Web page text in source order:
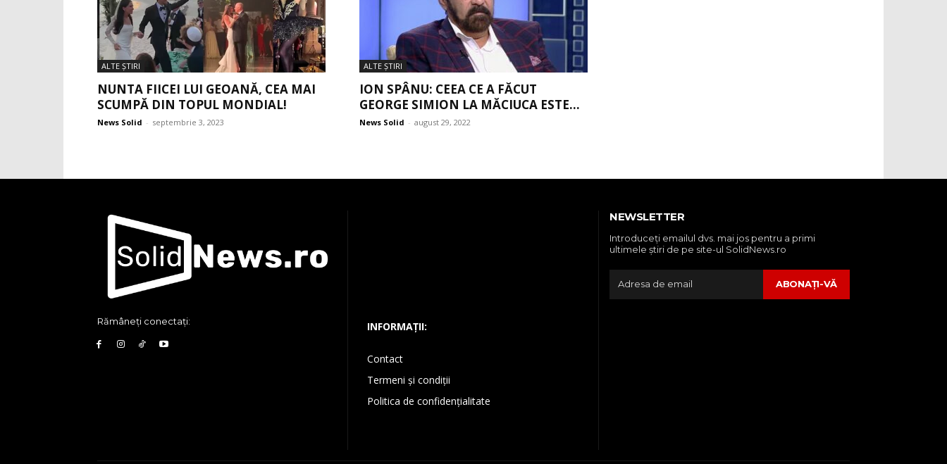
ALTE ŞTIRI
NUNTA FIICEI LUI GEOANĂ, CEA MAI
SCUMPĂ DIN TOPUL MONDIAL!
News Solid - septembrie 3, 2023
ALTE ŞTIRI
ION SPÂNU: CEEA CE A FĂCUT
GEORGE SIMION LA MĂCIUCA ESTE...
News Solid - august 29, 2022
Rămâneți conectați: INFORMAȚII:
Contact
Termeni și condiții
Politica de confidențialitate
NEWSLETTER
Introduceţi emailul dvs. mai jos pentru a primi
ultimele ştiri de pe site-ul SolidNews.ro
ABONAŢI-VĂ